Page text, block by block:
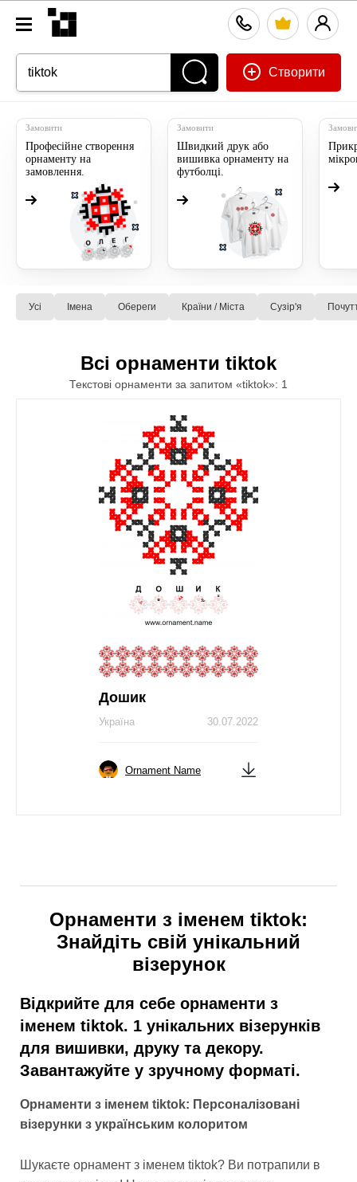
Створити
Замовити
Професійне створення
орнаменту на
замовлення.
Замовити
Швидкий друк або
вишивка орнаменту на
футболці.
Усі Імена Обереги Країни / Міста Сузiр'я
Всі орнаменти tiktok
Текстові орнаменти за запитом «tiktok»: 1
Дошик
30.07.2022
Україна
Ornament Name
Орнаменти з іменем tiktok:
Знайдіть свій унікальний
візерунок
Відкрийте для себе орнаменти з
іменем tiktok. 1 унікальних візерунків
для вишивки, друку та декору.
Завантажуйте у зручному форматі.
Орнаменти з іменем tiktok: Персоналізовані
візерунки з українським колоритом
Шукаєте орнамент з іменем tiktok? Ви потрапили в